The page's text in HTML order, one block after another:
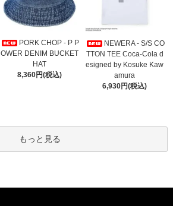
PORK CHOP - P P
OWER DENIM BUCKET
HAT
8,360円(税込)
NEWERA - S/S CO
TTON TEE Coca-Cola d
esigned by Kosuke Kaw
amura
6,930円(税込)
もっと見る